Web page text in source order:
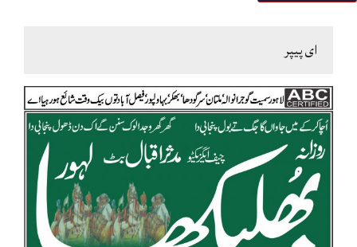
ای پیپر